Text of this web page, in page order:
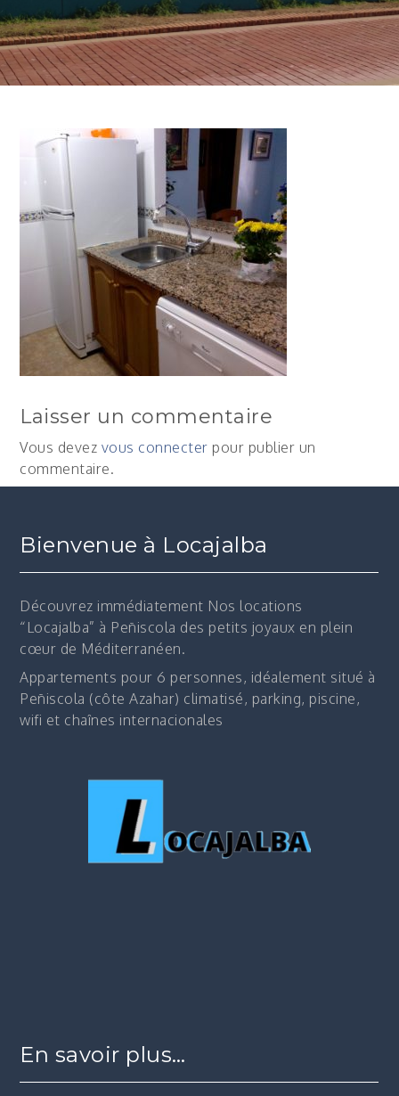
Laisser un commentaire
Vous devez vous connecter pour publier un
commentaire.
Bienvenue à Locajalba
Découvrez immédiatement Nos locations
“Locajalba” à Peñiscola des petits joyaux en plein
cœur de Méditerranéen.
Appartements pour 6 personnes, idéalement situé à
Peñiscola (côte Azahar) climatisé, parking, piscine,
wifi et chaînes internacionales
En savoir plus…